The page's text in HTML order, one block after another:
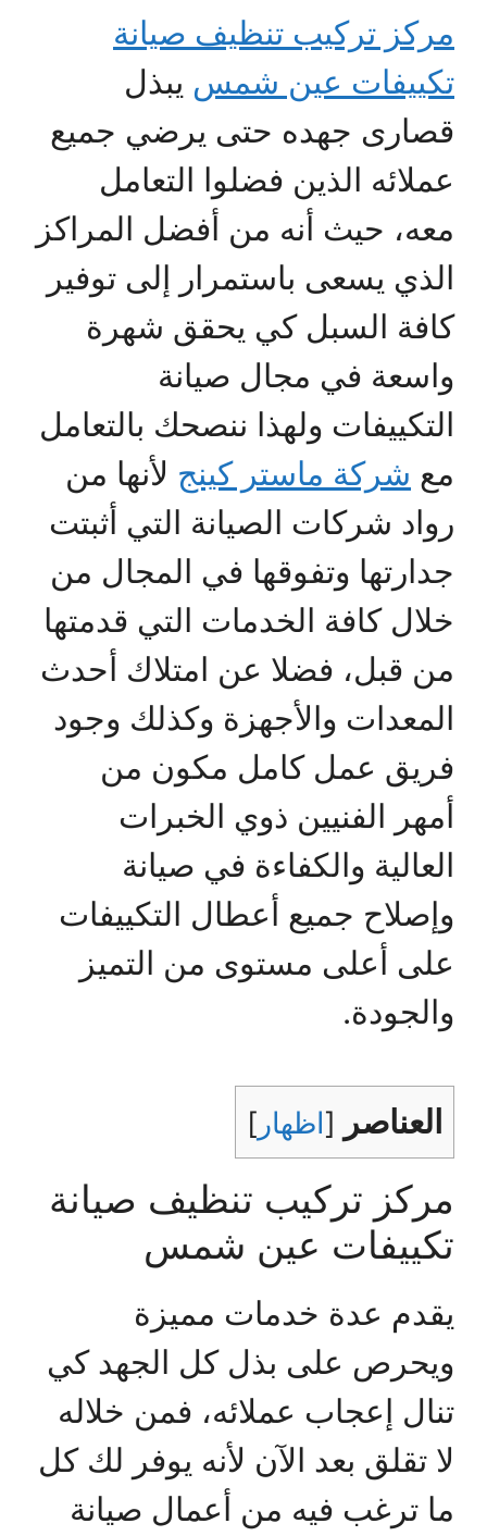
مركز تركيب تنظيف صيانة
تكييفات عين شمس يبذل
قصارى جهده حتى يرضي جميع
عملائه الذين فضلوا التعامل
معه، حيث أنه من أفضل المراكز
الذي يسعى باستمرار إلى توفير
كافة السبل كي يحقق شهرة
واسعة في مجال صيانة
التكييفات ولهذا ننصحك بالتعامل
مع شركة ماستر كينج لأنها من
رواد شركات الصيانة التي أثبتت
جدارتها وتفوقها في المجال من
خلال كافة الخدمات التي قدمتها
من قبل، فضلا عن امتلاك أحدث
المعدات والأجهزة وكذلك وجود
فريق عمل كامل مكون من
أمهر الفنيين ذوي الخبرات
العالية والكفاءة في صيانة
وإصلاح جميع أعطال التكييفات
على أعلى مستوى من التميز
والجودة.
العناصر [اظهار ]
مركز تركيب تنظيف صيانة
تكييفات عين شمس
يقدم عدة خدمات مميزة
ويحرص على بذل كل الجهد كي
تنال إعجاب عملائه، فمن خلاله
لا تقلق بعد الآن لأنه يوفر لك كل
ما ترغب فيه من أعمال صيانة